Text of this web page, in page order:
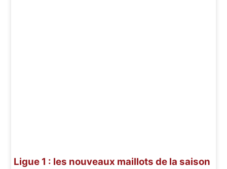
Ligue 1 : les nouveaux maillots de la saison